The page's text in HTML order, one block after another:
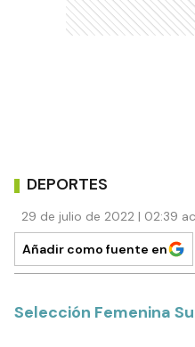
DEPORTES
29 de julio de 2022 | 02:39
Añadir como fuente en
Selección Femenina